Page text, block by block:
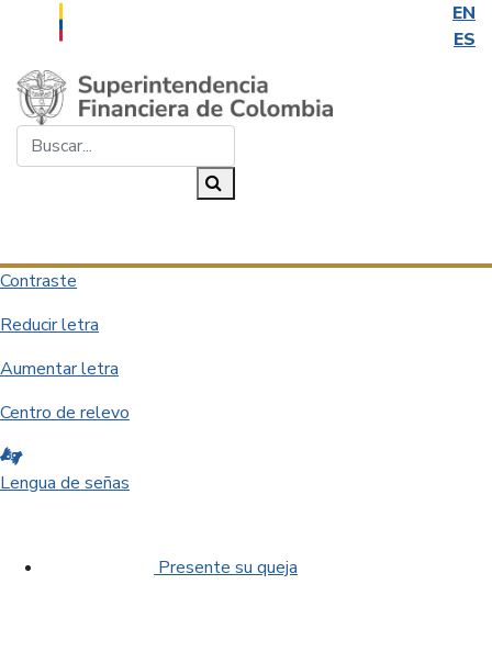
EN
ES
Saltar al contenido principal
Contraste
Reducir letra
Aumentar letra
Centro de relevo
Lengua de señas
Presente su queja